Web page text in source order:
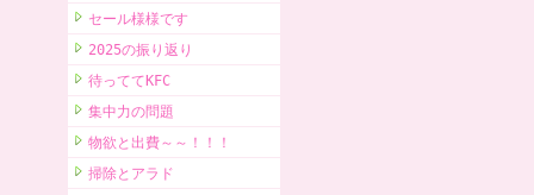
セール様様です
2025の振り返り
待っててKFC
集中力の問題
物欲と出費～～！！！
掃除とアラド